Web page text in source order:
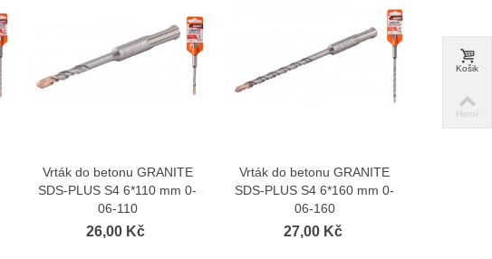
Zobrazit více
Vrták do betonu GRANITE
SDS-PLUS S4 6*110 mm 0-
06-110
26,00 Kč
Zobrazit více
Vrták do betonu GRANITE
SDS-PLUS S4 6*160 mm 0-
06-160
27,00 Kč
Košik
Horní